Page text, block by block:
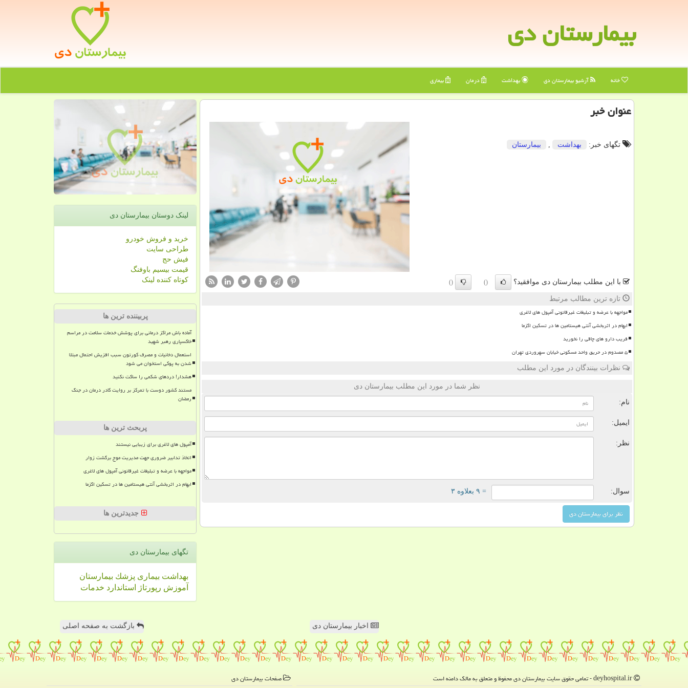
بیمارستان دی
خانه آرشیو بیمارستان دی بهداشت درمان بیماری
عنوان خبر
تگهای خبر: بهداشت , بیمارستان
با این مطلب بیمارستان دی موافقید؟ ()
()
تازه ترین مطالب مرتبط
مواجهه با عرضه و تبلیغات غیرقانونی آمپول های لاغری
ابهام در اثربخشی آنتی هیستامین ها در تسکین اگزما
فریب دارو های چاقی را نخورید
۵ مصدوم در حریق واحد مسکونی خیابان سهروردی تهران
نظرات بینندگان در مورد این مطلب
نظر شما در مورد این مطلب بیمارستان دی
نام:
ایمیل:
نظر:
سوال: = ۹ بعلاوه ۳
لینک دوستان بیمارستان دی
خرید و فروش خودرو
طراحی سایت
فیش حج
قیمت بیسیم باوفنگ
کوتاه کننده لینک
پربیننده ترین ها
آماده باش مراکز درمانی برای پوشش خدمات سلامت در مراسم
خاکسپاری رهبر شهید
استعمال دخانیات و مصرف کورتون سبب افزیش احتمال مبتلا
شدن به پوکی استخوان می شود
هشدار! دردهای شکمی را ساکت نکنید
مستند کشور دوست با تمرکز بر روایت کادر درمان در جنگ
رمضان
پربحث ترین ها
آمپول های لاغری برای زیبایی نیستند
اتخاذ تدابیر ضروری جهت مدیریت موج برگشت زوار
مواجهه با عرضه و تبلیغات غیرقانونی آمپول های لاغری
ابهام در اثربخشی آنتی هیستامین ها در تسکین اگزما
جدیدترین ها
تگهای بیمارستان دی
بهداشت بیماری پزشك بیمارستان
آموزش رپورتاژ استاندارد خدمات
اخبار بیمارستان دی بازگشت به صفحه اصلی
صفحات بیمارستان دی